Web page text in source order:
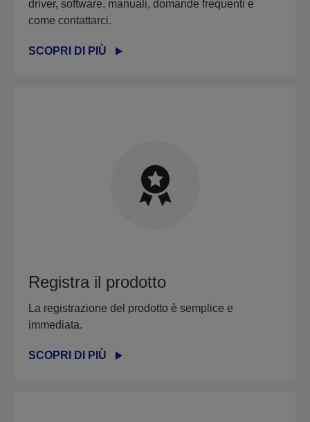
driver, software, manuali, domande frequenti e
come contattarci.
SCOPRI DI PIÙ
Registra il prodotto
La registrazione del prodotto è semplice e
immediata.
SCOPRI DI PIÙ